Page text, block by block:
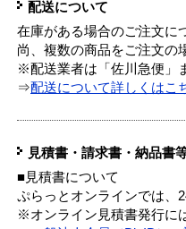
配送について
在庫がある場合のご注文に
尚、複数の商品をご注文の
※配送業者は「佐川急便」
⇒配送について詳しくはこ
見積書・請求書・納品書
■見積書について
ぷらっとオンラインでは、
※オンライン見積書発行に